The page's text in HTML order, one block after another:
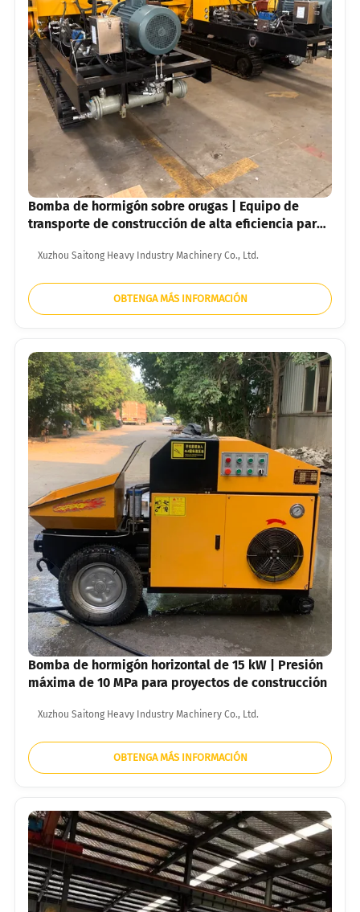
Bomba de hormigón sobre orugas | Equipo de
transporte de construcción de alta eficiencia para
Xuzhou Saitong Heavy Industry Machinery Co., Ltd.
OBTENGA MÁS INFORMACIÓN
Bomba de hormigón horizontal de 15 kW | Presión
máxima de 10 MPa para proyectos de construcción
Xuzhou Saitong Heavy Industry Machinery Co., Ltd.
OBTENGA MÁS INFORMACIÓN